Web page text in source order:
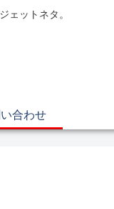
ェットネタ。
合わせ